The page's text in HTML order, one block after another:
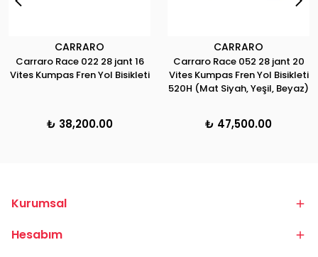
CARRARO
Carraro Race 022 28 jant 16
Vites Kumpas Fren Yol Bisikleti
₺ 38,200.00
CARRARO
Carraro Race 052 28 jant 20
Vites Kumpas Fren Yol Bisikleti
520H (Mat Siyah, Yeşil, Beyaz)
₺ 47,500.00
Kurumsal
Hesabım